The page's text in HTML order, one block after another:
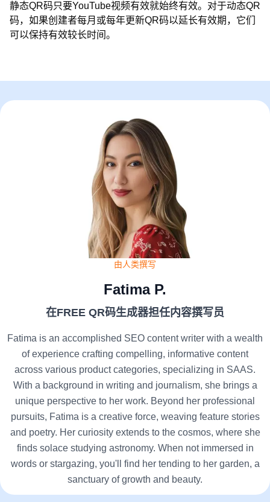
静态QR码只要YouTube视频有效就始终有效。对于动态QR
码，如果创建者每月或每年更新QR码以延长有效期，它们
可以保持有效较长时间。
由人类撰写
Fatima P.
在FREE QR码生成器担任内容撰写员
Fatima is an accomplished SEO content writer with a wealth
of experience crafting compelling, informative content
across various product categories, specializing in SAAS.
With a background in writing and journalism, she brings a
unique perspective to her work. Beyond her professional
pursuits, Fatima is a creative force, weaving feature stories
and poetry. Her curiosity extends to the cosmos, where she
finds solace studying astronomy. When not immersed in
words or stargazing, you'll find her tending to her garden, a
sanctuary of growth and beauty.